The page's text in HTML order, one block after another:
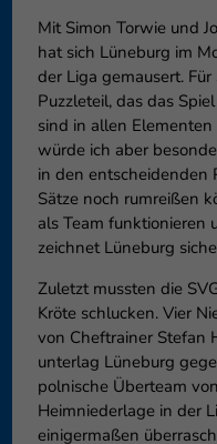
Mit Simon Torwie und
hat sich Lüneburg im
der Liga gemausert.
Puzzleteil, das das
sind in allen
würde ich aber
in den entscheidenden
Sätze noch rumreißen
als Team funktionieren
zeichnet Lüneburg
Zuletzt mussten die
Kröte schlucken. Vier
von Cheftrainer Stefan
unterlag Lüneburg
polnische Überteam
Heimniederlage in der
einigermaßen